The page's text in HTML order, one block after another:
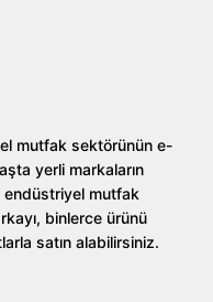
üretilmiştir.
mutfak sektörünün e-
yerli markaların
endüstriyel mutfak
binlerce ürünü
satın alabilirsiniz.